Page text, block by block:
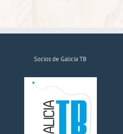
Socios de Galicia TB